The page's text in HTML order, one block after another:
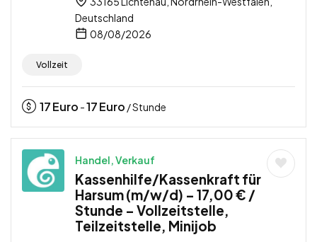
Deutschland
08/08/2026
Vollzeit
17Euro -17Euro / Stunde
Handel, Verkauf
Kassenhilfe/Kassenkraft für
Harsum (m/w/d) – 17,00 € /
Stunde – Vollzeitstelle,
Teilzeitstelle, Minijob